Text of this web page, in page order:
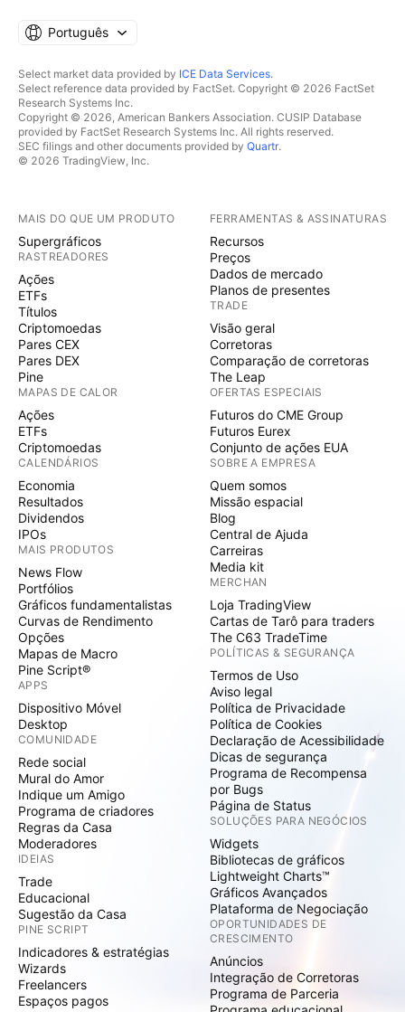
Português
Select market data provided by ICE Data Services.
Select reference data provided by FactSet. Copyright © 2026 FactSet
Research Systems Inc.
Copyright © 2026, American Bankers Association. CUSIP Database
provided by FactSet Research Systems Inc. All rights reserved.
SEC filings and other documents provided by Quartr.
© 2026 TradingView, Inc.
MAIS DO QUE UM PRODUTO
Supergráficos
RASTREADORES
Ações
ETFs
Títulos
Criptomoedas
Pares CEX
Pares DEX
Pine
MAPAS DE CALOR
Ações
ETFs
Criptomoedas
CALENDÁRIOS
Economia
Resultados
Dividendos
IPOs
MAIS PRODUTOS
News Flow
Portfólios
Gráficos fundamentalistas
Curvas de Rendimento
Opções
Mapas de Macro
Pine Script®
APPS
Dispositivo Móvel
Desktop
COMUNIDADE
Rede social
Mural do Amor
Indique um Amigo
Programa de criadores
Regras da Casa
Moderadores
IDEIAS
Trade
Educacional
Sugestão da Casa
PINE SCRIPT
Indicadores & estratégias
Wizards
Freelancers
Espaços pagos
FERRAMENTAS & ASSINATURAS
Recursos
Preços
Dados de mercado
Planos de presentes
TRADE
Visão geral
Corretoras
Comparação de corretoras
The Leap
OFERTAS ESPECIAIS
Futuros do CME Group
Futuros Eurex
Conjunto de ações EUA
SOBRE A EMPRESA
Quem somos
Missão espacial
Blog
Central de Ajuda
Carreiras
Media kit
MERCHAN
Loja TradingView
Cartas de Tarô para traders
The C63 TradeTime
POLÍTICAS & SEGURANÇA
Termos de Uso
Aviso legal
Política de Privacidade
Política de Cookies
Declaração de Acessibilidade
Dicas de segurança
Programa de Recompensa
por Bugs
Página de Status
SOLUÇÕES PARA NEGÓCIOS
Widgets
Bibliotecas de gráficos
Lightweight Charts™
Gráficos Avançados
Plataforma de Negociação
OPORTUNIDADES DE
CRESCIMENTO
Anúncios
Integração de Corretoras
Programa de Parceria